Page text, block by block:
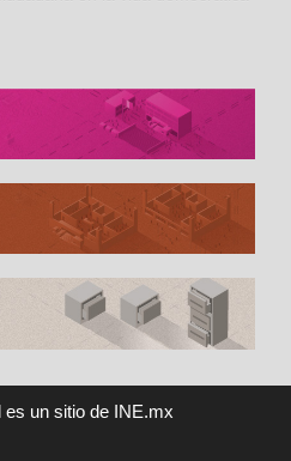
es un sitio de INE.mx